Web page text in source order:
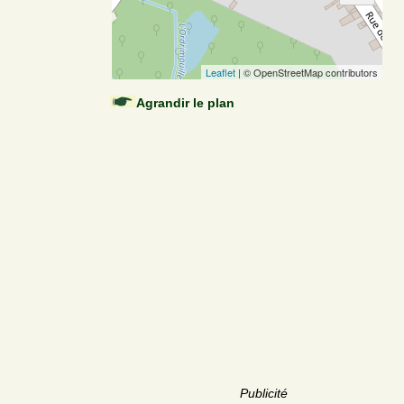
Leaflet | © OpenStreetMap contributors
Agrandir le plan
Publicité